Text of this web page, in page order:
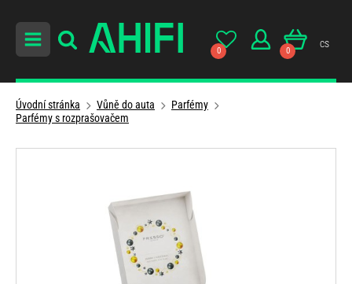
0 0
cs
Úvodní stránka Vůně do auta
Parfémy
Parfémy s rozprašovačem